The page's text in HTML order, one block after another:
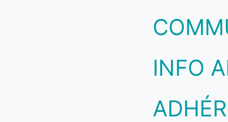
INFO